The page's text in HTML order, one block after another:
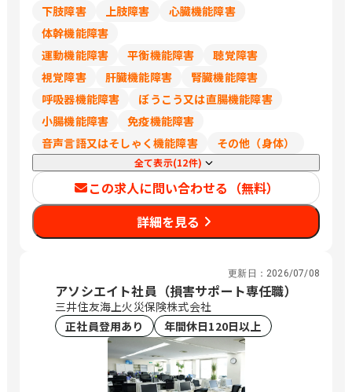
下肢障害
上肢障害
心臓機能障害
体幹機能障害
運動機能障害
平衡機能障害
聴覚障害
視覚障害
肝臓機能障害
腎臓機能障害
呼吸器機能障害
ぼうこう又は直腸機能障害
小腸機能障害
免疫機能障害
音声言語又はそしゃく機能障害
その他（身体）
全て表示(12件)
この求人に問い合わせる（無料）
詳細を見る
更新日： 2026/07/08
アソシエイト社員（損害サポート専任職）
三井住友海上火災保険株式会社
正社員登用あり
年間休日120日以上